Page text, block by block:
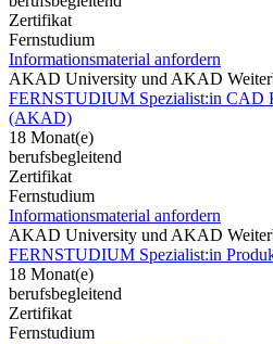
Zertifikat
Fernstudium
Informationsmaterial anfordern
AKAD University und AKAD
FERNSTUDIUM Spezialist:in CAD
(AKAD)
18 Monat(e)
berufsbegleitend
Zertifikat
Fernstudium
Informationsmaterial anfordern
AKAD University und AKAD
FERNSTUDIUM Spezialist:in
18 Monat(e)
berufsbegleitend
Zertifikat
Fernstudium